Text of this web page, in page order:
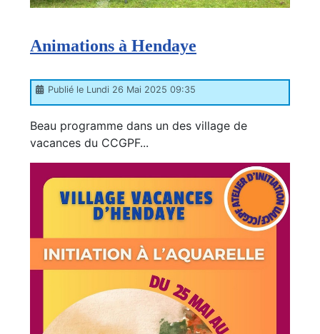
Animations à Hendaye
Publié le Lundi 26 Mai 2025 09:35
Beau programme dans un des village de
vacances du CCGPF...